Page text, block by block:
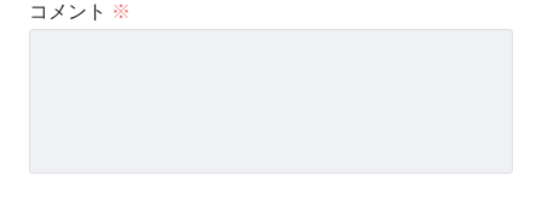
コメント ※